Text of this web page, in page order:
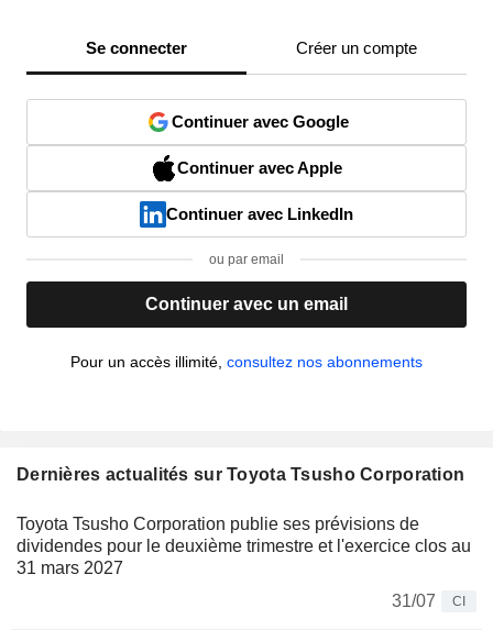
Se connecter Créer un compte
Continuer avec Google
Continuer avec Apple
Continuer avec LinkedIn
ou par email
Continuer avec un email
Pour un accès illimité, consultez nos abonnements
Dernières actualités sur Toyota Tsusho Corporation
Toyota Tsusho Corporation publie ses prévisions de
dividendes pour le deuxième trimestre et l'exercice clos au
31 mars 2027
31/07
CI